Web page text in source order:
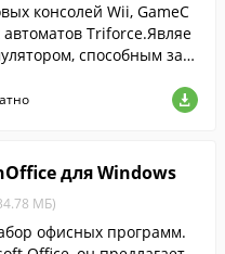
консолей Wii, GameC
Triforce.Являе
способным зап
GameCube и Wii....
для Windows
МБ)
офисных программ.